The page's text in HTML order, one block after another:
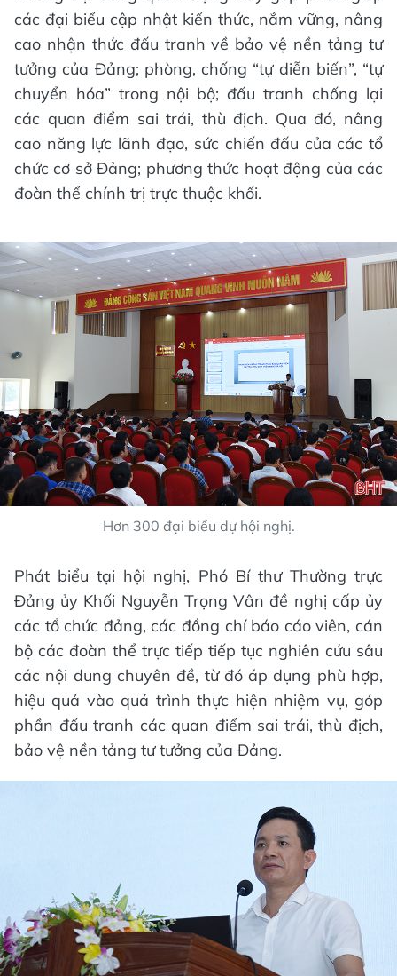
các đại biểu cập nhật kiến thức, nắm vững, nâng
cao nhận thức đấu tranh về bảo vệ nền tảng tư
tưởng của Đảng; phòng, chống “tự diễn biến”, “tự
chuyển hóa” trong nội bộ; đấu tranh chống lại
các quan điểm sai trái, thù địch. Qua đó, nâng
cao năng lực lãnh đạo, sức chiến đấu của các tổ
chức cơ sở Đảng; phương thức hoạt động của các
đoàn thể chính trị trực thuộc khối.
Hơn 300 đại biểu dự hội nghị.
Phát biểu tại hội nghị, Phó Bí thư Thường trực
Đảng ủy Khối Nguyễn Trọng Vân đề nghị cấp ủy
các tổ chức đảng, các đồng chí báo cáo viên, cán
bộ các đoàn thể trực tiếp tiếp tục nghiên cứu sâu
các nội dung chuyên đề, từ đó áp dụng phù hợp,
hiệu quả vào quá trình thực hiện nhiệm vụ, góp
phần đấu tranh các quan điểm sai trái, thù địch,
bảo vệ nền tảng tư tưởng của Đảng.